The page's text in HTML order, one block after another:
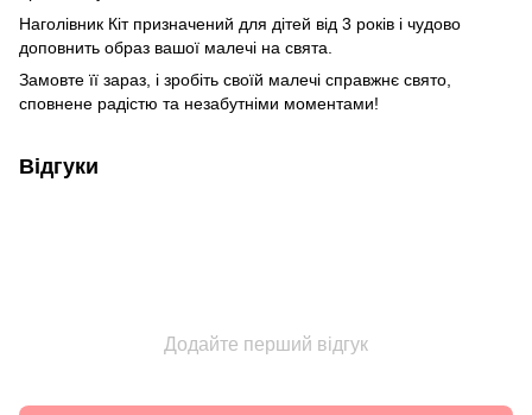
Наголівник Кіт призначений для дітей від 3 років і чудово
доповнить образ вашої малечі на свята.
Замовте її зараз, і зробіть своїй малечі справжнє свято,
сповнене радістю та незабутніми моментами!
Відгуки
Додайте перший відгук